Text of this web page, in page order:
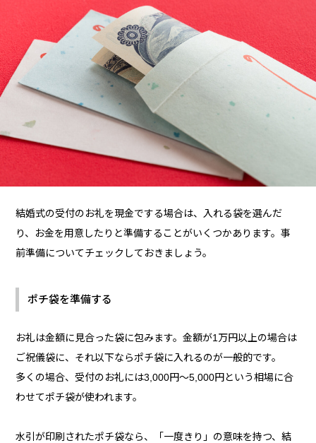
結婚式の受付のお礼を現金でする場合は、入れる袋を選んだ
り、お金を用意したりと準備することがいくつかあります。事
前準備についてチェックしておきましょう。
ポチ袋を準備する
お礼は金額に見合った袋に包みます。金額が1万円以上の場合は
ご祝儀袋に、それ以下ならポチ袋に入れるのが一般的です。
多くの場合、受付のお礼には3,000円〜5,000円という相場に合
わせてポチ袋が使われます。
水引が印刷されたポチ袋なら、「一度きり」の意味を持つ、結